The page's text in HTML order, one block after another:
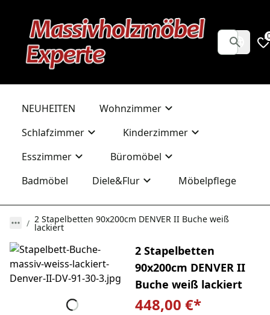
NEUHEITEN
Wohnzimmer
Schlafzimmer
Kinderzimmer
Esszimmer
Büromöbel
Badmöbel
Diele&Flur Möbelpflege
2 Stapelbetten 90x200cm DENVER II Buche weiß
lackiert
2 Stapelbetten
90x200cm DENVER II
Buche weiß lackiert
448,00 €*